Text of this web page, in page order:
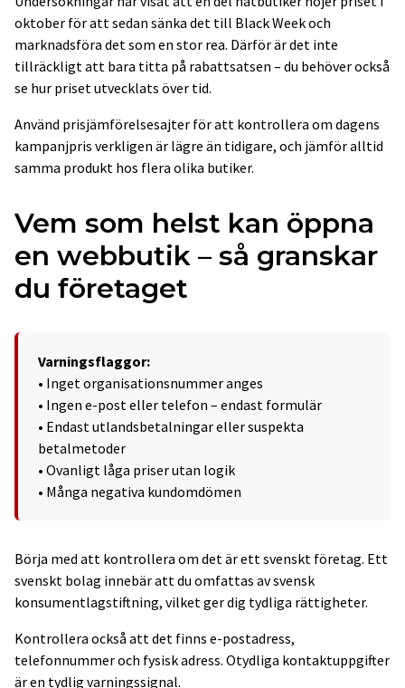
oktober för att sedan sänka det till Black Week och
marknadsföra det som en stor rea. Därför är det inte
tillräckligt att bara titta på rabattsatsen – du behöver också
se hur priset utvecklats över tid.
Använd prisjämförelsesajter för att kontrollera om dagens
kampanjpris verkligen är lägre än tidigare, och jämför alltid
samma produkt hos flera olika butiker.
Vem som helst kan öppna
en webbutik – så granskar
du företaget
Varningsflaggor:
• Inget organisationsnummer anges
• Ingen e-post eller telefon – endast formulär
• Endast utlandsbetalningar eller suspekta
betalmetoder
• Ovanligt låga priser utan logik
• Många negativa kundomdömen
Börja med att kontrollera om det är ett svenskt företag. Ett
svenskt bolag innebär att du omfattas av svensk
konsumentlagstiftning, vilket ger dig tydliga rättigheter.
Kontrollera också att det finns e-postadress,
telefonnummer och fysisk adress. Otydliga kontaktuppgifter
är en tydlig varningssignal.